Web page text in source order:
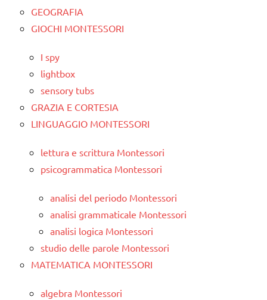
GEOGRAFIA
GIOCHI MONTESSORI
I spy
lightbox
sensory tubs
GRAZIA E CORTESIA
LINGUAGGIO MONTESSORI
lettura e scrittura Montessori
psicogrammatica Montessori
analisi del periodo Montessori
analisi grammaticale Montessori
analisi logica Montessori
studio delle parole Montessori
MATEMATICA MONTESSORI
algebra Montessori